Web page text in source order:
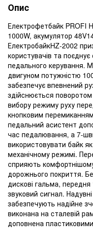
Опис
Електрофетбайк PROFI
1000W, акумулятор
ЕлектробайкHZ-2002
користувачів та
педального керування.
двигуном потужністю
забезпечує впевнений
здійснюється
вибору режиму руху
кнопковим
педальний асистент
час педалювання, а 7-
використовувати байк
механічному режимі.
сприяють
дорожнього покриття.
дискові гальма, передня
звуковий сигнал.
забезпечують надійне
виконана на сталевій
доповнена